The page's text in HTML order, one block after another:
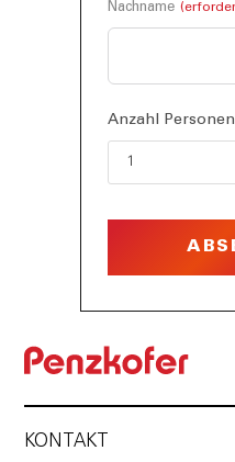
Nachname
Anzahl Personen
t
KONTAKT